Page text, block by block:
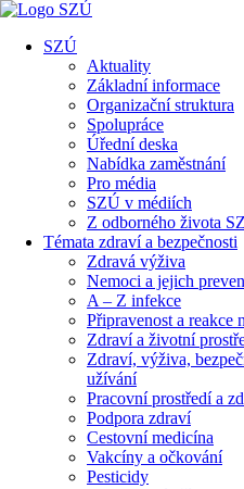
SZÚ
Aktuality
Základní informace
Organizační struktura
Spolupráce
Úřední deska
Nabídka zaměstnání
Pro média
SZÚ v médiích
Z odborného života
Témata zdraví a bezpečnosti
Zdravá výživa
Nemoci a jejich
A – Z infekce
Připravenost a reakce
Zdraví a životní
Zdraví, výživa,
užívání
Pracovní prostředí a
Podpora zdraví
Cestovní medicína
Vakcíny a očkování
Pesticidy